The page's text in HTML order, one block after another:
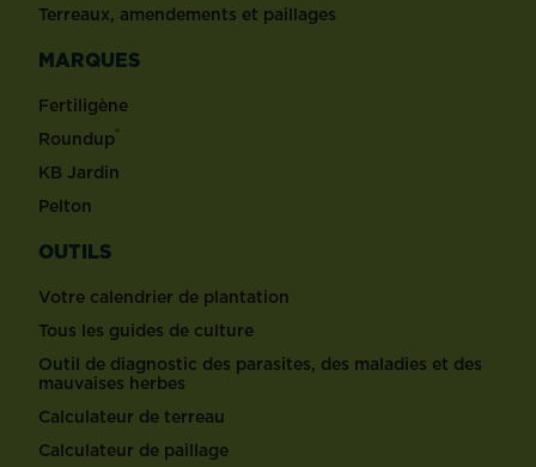
Terreaux, amendements et paillages
MARQUES
Fertiligène
Roundup®
KB Jardin
Pelton
OUTILS
Votre calendrier de plantation
Tous les guides de culture
Outil de diagnostic des parasites, des maladies et des
mauvaises herbes
Calculateur de terreau
Calculateur de paillage